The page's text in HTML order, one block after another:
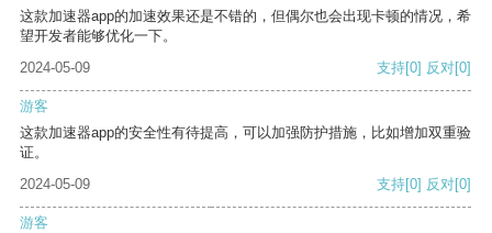
这款加速器app的加速效果还是不错的，但偶尔也会出现卡顿的情况，希
望开发者能够优化一下。
2024-05-09
支持[0] 反对[0]
游客
这款加速器app的安全性有待提高，可以加强防护措施，比如增加双重验
证。
2024-05-09
支持[0] 反对[0]
游客